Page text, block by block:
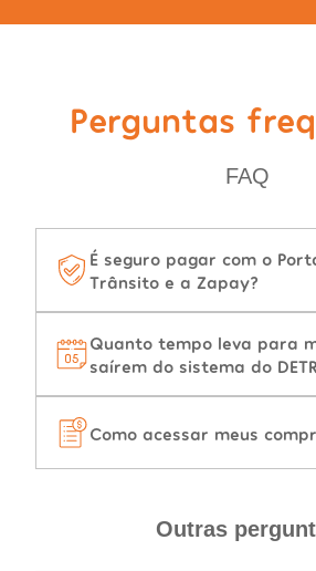
Perguntas
FAQ
É seguro pagar com o
Trânsito e a Zapay?
Quanto tempo leva para
saírem do sistema do
Como acessar meus
Outras